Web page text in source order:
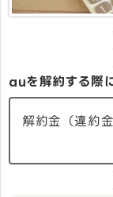
auを解約する際
解約金（違約